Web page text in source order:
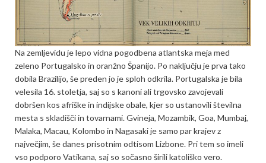
Na zemljevidu je lepo vidna pogodbena atlantska meja med
zeleno Portugalsko in oranžno Španijo. Po naključju je prva tako
dobila Brazilijo, še preden jo je sploh odkrila. Portugalska je bila
velesila 16. stoletja, saj so s kanoni ali trgovsko zavojevali
dobršen kos afriške in indijske obale, kjer so ustanovili številna
mesta s skladišči in tovarnami. Gvineja, Mozambik, Goa, Mumbaj,
Malaka, Macau, Kolombo in Nagasaki je samo par krajev z
največjim, še danes prisotnim odtisom Lizbone. Pri tem so imeli
vso podporo Vatikana, saj so sočasno širili katoliško vero.